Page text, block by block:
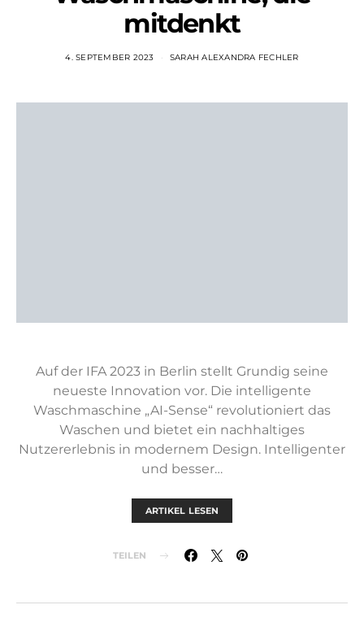
mitdenkt
4. SEPTEMBER 2023 SARAH ALEXANDRA FECHLER
Auf der IFA 2023 in Berlin stellt Grundig seine
neueste Innovation vor. Die intelligente
Waschmaschine „AI-Sense“ revolutioniert das
Waschen und bietet ein nachhaltiges
Nutzererlebnis in modernem Design. Intelligenter
und besser…
ARTIKEL LESEN
TEILEN